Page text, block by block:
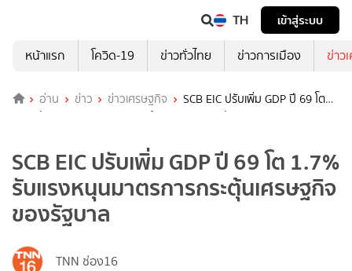
TH
เข้าสู่ระบบ
หน้าแรก
โควิด-19 ข่าวทั่วไทย ข่าวการเมือง ข่าว
อ่าน ข่าว ข่าวเศรษฐกิจ
SCB EIC ปรับเพิ่ม GDP ปี 69 โต
1.7% รับแรงหนุนมาตรการกระตุ้นเศรษฐกิจของรัฐบาล
SCB EIC ปรับเพิ่ม GDP ปี 69 โต 1.7%
รับแรงหนุนมาตรการกระตุ้นเศรษฐกิจ
ของรัฐบาล
TNN ช่อง16